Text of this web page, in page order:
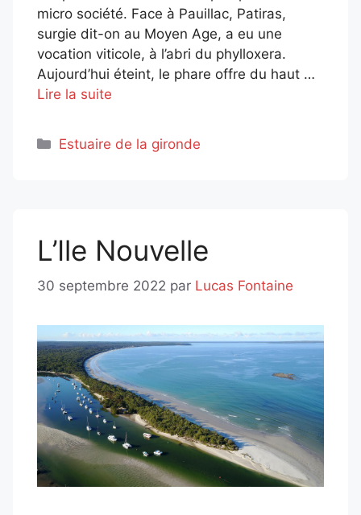
micro société. Face à Pauillac, Patiras,
surgie dit-on au Moyen Age, a eu une
vocation viticole, à l’abri du phylloxera.
Aujourd’hui éteint, le phare offre du haut …
Lire la suite
Catégories
Estuaire de la gironde
L’Ile Nouvelle
30 septembre 2022 par Lucas Fontaine